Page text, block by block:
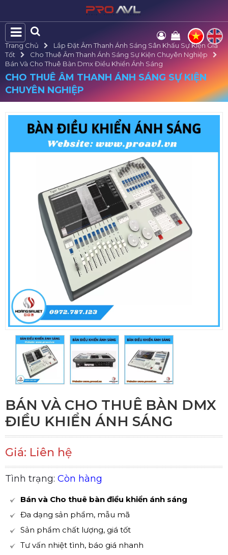
Trang Chủ
Lắp Đặt Âm Thanh Ánh Sáng Sân Khấu Sự Kiện Giá
Tốt
Cho Thuê Âm Thanh Ánh Sáng Sự Kiện Chuyên Nghiệp
Bán Và Cho Thuê Bàn Dmx Điều Khiển Ánh Sáng
CHO THUÊ ÂM THANH ÁNH SÁNG SỰ KIỆN
CHUYÊN NGHIỆP
BÁN VÀ CHO THUÊ BÀN DMX
ĐIỀU KHIỂN ÁNH SÁNG
Giá: Liên hệ
Tình trạng: Còn hàng
Bán và Cho thuê bàn điều khiển ánh sáng
Đa dạng sản phẩm, mẫu mã
Sản phẩm chất lượng, giá tốt
Tư vấn nhiệt tình, báo giá nhanh